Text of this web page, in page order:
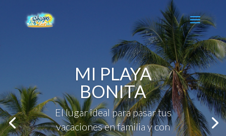
MI PLAYA
BONITA
El lugar ideal para pasar tus